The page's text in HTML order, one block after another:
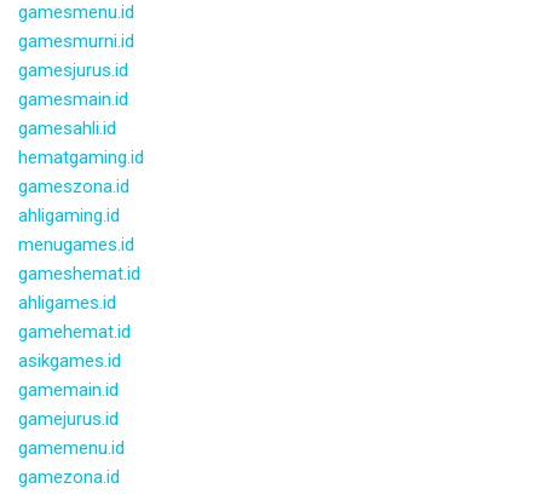
gamesmenu.id
gamesmurni.id
gamesjurus.id
gamesmain.id
gamesahli.id
hematgaming.id
gameszona.id
ahligaming.id
menugames.id
gameshemat.id
ahligames.id
gamehemat.id
asikgames.id
gamemain.id
gamejurus.id
gamemenu.id
gamezona.id